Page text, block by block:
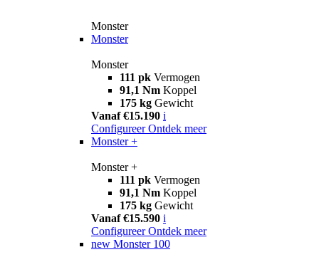
Monster
Monster
Monster
111 pk Vermogen
91,1 Nm Koppel
175 kg Gewicht
Vanaf €15.190 i
Configureer Ontdek meer
Monster +
Monster +
111 pk Vermogen
91,1 Nm Koppel
175 kg Gewicht
Vanaf €15.590 i
Configureer Ontdek meer
new Monster 100